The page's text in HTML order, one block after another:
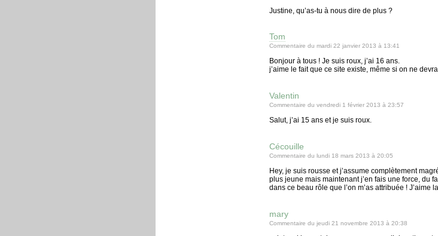
Justine, qu’as-tu à nous dire de plus ?
Tom
Commentaire du mardi 22 janvier 2013 à 13:41
Bonjour à tous ! Je suis roux, j’ai 16 ans.
j’aime le fait que ce site existe, même si on ne
Valentin
Commentaire du vendredi 1 février 2013 à 23:57
Salut, j’ai 15 ans et je suis roux.
Cécouille
Commentaire du lundi 18 mars 2013 à 20:05
Hey, je suis rousse et j’assume complètement
plus jeune mais maintenant j’en fais une force, du
dans ce beau rôle que l’on m’as attribuée ! J’aime
mary
Commentaire du jeudi 21 novembre 2013 à 20:38